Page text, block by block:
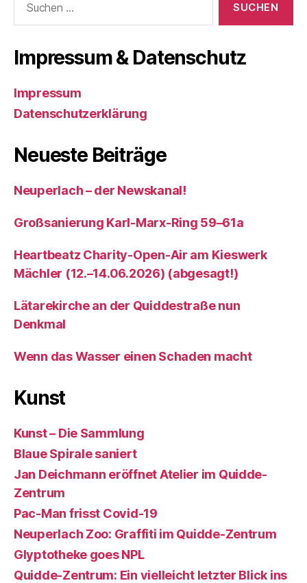
nach:
Impressum & Datenschutz
Impressum
Datenschutzerklärung
Neueste Beiträge
Neuperlach – der Newskanal!
Großsanierung Karl-Marx-Ring 59–61a
Heartbeatz Charity-Open-Air am Kieswerk
Mächler (12.–14.06.2026) (abgesagt!)
Lätarekirche an der Quiddestraße nun
Denkmal
Wenn das Wasser einen Schaden macht
Kunst
Kunst – Die Sammlung
Blaue Spirale saniert
Jan Deichmann eröffnet Atelier im Quidde-
Zentrum
Pac-Man frisst Covid-19
Neuperlach Zoo: Graffiti im Quidde-Zentrum
Glyptotheke goes NPL
Quidde-Zentrum: Ein vielleicht letzter Blick ins